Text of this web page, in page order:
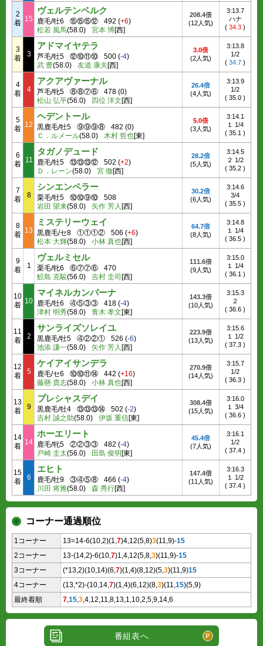
2
着 15
ヴェルテンベルク
鹿毛/牡6 ⑮⑮⑮⑫ 492 (+6)
松若 風馬(58.0) 宮本 博[西]
208.4倍
(12人気)
3:13.7
ハナ
( 34.3 )
3
着
3
アドマイヤテラ
芦毛/牡5 ⑫⑩⑪⑩ 500 (-4)
武 豊(58.0) 友道 康夫[西]
3.0倍
(2人気)
3:13.8
1/2
( 34.7 )
4
着
4
アクアヴァーナル
芦毛/牝5 ⑧⑧⑦⑥ 478 (0)
松山 弘平(56.0) 四位 洋文[西]
26.4倍
(4人気)
3:13.9
1/2
( 35.0 )
5
着 12
ヘデントール
黒鹿毛/牡5 ⑨⑨⑨⑧ 482 (0)
Ｃ．ルメール(58.0) 木村 哲也[東]
5.0倍
(3人気)
3:14.1
１ 1/4
( 35.1 )
6
着 11
タガノデュード
鹿毛/牡5 ⑬⑬⑬⑫ 502 (+2)
Ｄ．レーン(58.0) 宮 徹[西]
28.2倍
(5人気)
3:14.5
２ 1/2
( 35.2 )
7
着
8
シンエンペラー
栗毛/牡5 ⑩⑩⑨⑩
508
岩田 望来(58.0) 矢作 芳人 [西]
30.2倍
(6人気)
3:14.6
3/4
( 35.5 )
8
着 13
ミステリーウェイ
黒鹿毛/セ8 ①①①② 506 (+6)
松本 大輝(58.0) 小林 真也[西]
64.7倍
(8人気)
3:14.8
１ 1/4
( 36.5 )
9
着
1
ヴェルミセル
栗毛/牝6 ⑥⑦⑦⑥
470
鮫島 克駿(56.0) 吉村 圭司 [西]
111.6倍
(9人気)
3:15.0
１ 1/4
( 36.1 )
10
着 10
マイネルカンパーナ
鹿毛/牡6 ④⑤③③ 418 (-4)
津村 明秀(58.0) 青木 孝文[東]
143.3倍
(10人気)
3:15.3
２
( 36.6 )
11
着
2
サンライズソレイユ
黒鹿毛/牡5 ④②②① 526 (-6)
池添 謙一(58.0) 矢作 芳人 [西]
223.9倍
(13人気)
3:15.6
１ 1/2
( 37.3 )
12
着
5
ケイアイサンデラ
鹿毛/セ6 ⑩⑩⑪⑭ 442 (+16)
藤懸 貴志(58.0) 小林 真也[西]
270.9倍
(14人気)
3:15.7
1/2
( 36.3 )
13
着
9
プレシャスデイ
黒鹿毛/牡4 ⑬⑬⑬⑭ 502 (-2)
吉村 誠之助(58.0) 伊坂 重信[東]
308.4倍
(15人気)
3:16.0
１ 3/4
( 36.6 )
14
着 14
ホーエリート
鹿毛/牝5 ②②③③ 482 (-4)
戸崎 圭太(56.0) 田島 俊明 [東]
45.4倍
(7人気)
3:16.1
1/2
( 37.4 )
15
着
6
エヒト
鹿毛/牡9 ③④⑤⑧ 466 (-4)
川田 将雅(58.0) 森 秀行[西]
147.4倍
(11人気)
3:16.3
１ 1/2
( 37.4 )
コーナー通過順位
1コーナー 13=14-6(10,2)(1,7)4,12(5,8)3(11,9)-15
2コーナー
13-(14,2)-6(10,7)1,4,12(5,8,3)(11,9)-15
3コーナー
(*13,2)(10,14)(6,7)(1,4)(8,12)(5,3)(11,9)15
4コーナー
(13,*2)-(10,14,7)(1,4)(6,12)(8,3)(11,15)(5,9)
最終着順
7,15,3,4,12,11,8,13,1,10,2,5,9,14,6
番組表へ